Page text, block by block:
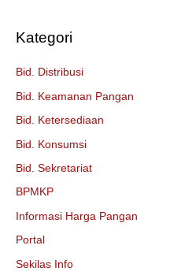
Kategori
Bid. Distribusi
Bid. Keamanan Pangan
Bid. Ketersediaan
Bid. Konsumsi
Bid. Sekretariat
BPMKP
Informasi Harga Pangan
Portal
Sekilas Info